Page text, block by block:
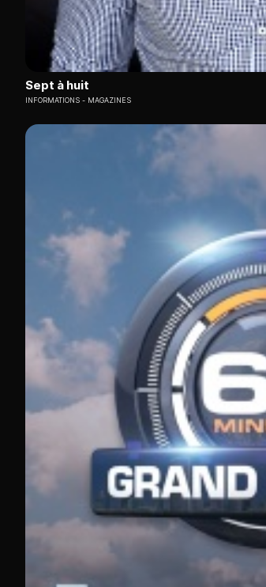
Sept à huit
INFORMATIONS MAGAZINES